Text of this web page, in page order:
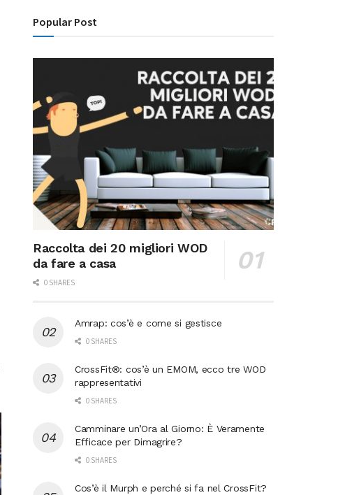
Popular Post
Raccolta dei 20 migliori WOD
da fare a casa
0 SHARES
Amrap: cos’è e come si gestisce
0 SHARES
CrossFit®: cos’è un EMOM, ecco tre WOD
rappresentativi
0 SHARES
Camminare un’Ora al Giorno: È Veramente
Efficace per Dimagrire?
0 SHARES
Cos’è il Murph e perché si fa nel CrossFit?